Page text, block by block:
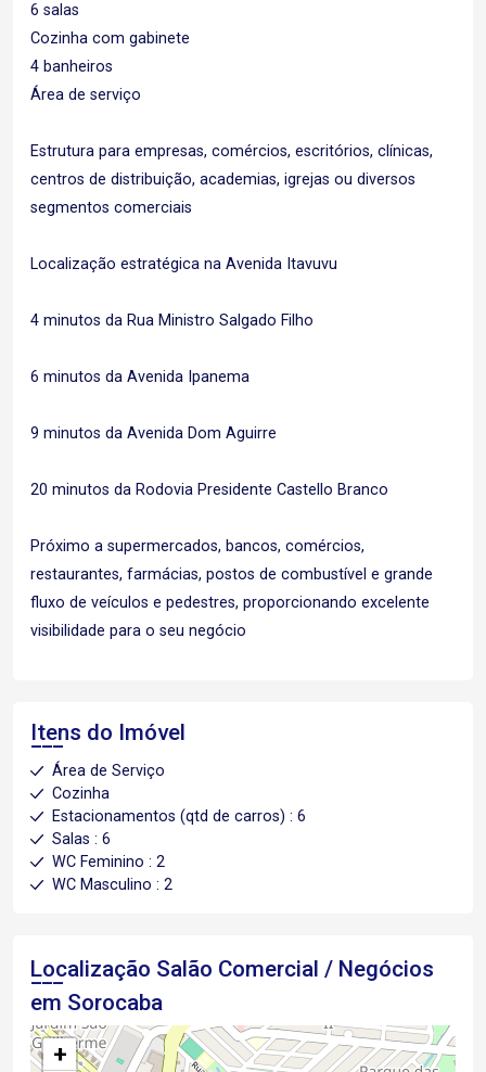
6 salas
Cozinha com gabinete
4 banheiros
Área de serviço
Estrutura para empresas, comércios, escritórios, clínicas,
centros de distribuição, academias, igrejas ou diversos
segmentos comerciais
Localização estratégica na Avenida Itavuvu
4 minutos da Rua Ministro Salgado Filho
6 minutos da Avenida Ipanema
9 minutos da Avenida Dom Aguirre
20 minutos da Rodovia Presidente Castello Branco
Próximo a supermercados, bancos, comércios,
restaurantes, farmácias, postos de combustível e grande
fluxo de veículos e pedestres, proporcionando excelente
visibilidade para o seu negócio
Itens do Imóvel
Área de Serviço
Cozinha
Estacionamentos (qtd de carros) : 6
Salas : 6
WC Feminino : 2
WC Masculino : 2
Localização Salão Comercial / Negócios
em Sorocaba
+